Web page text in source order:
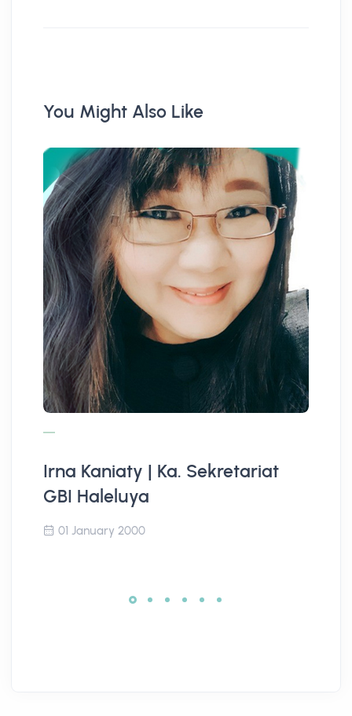
You Might Also Like
Irna Kaniaty | Ka. Sekretariat
GBI Haleluya
01 January 2000